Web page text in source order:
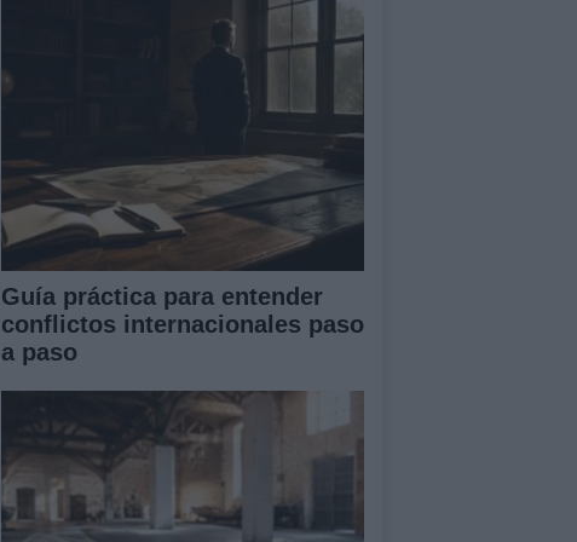
Guía práctica para entender
conflictos internacionales paso
a paso